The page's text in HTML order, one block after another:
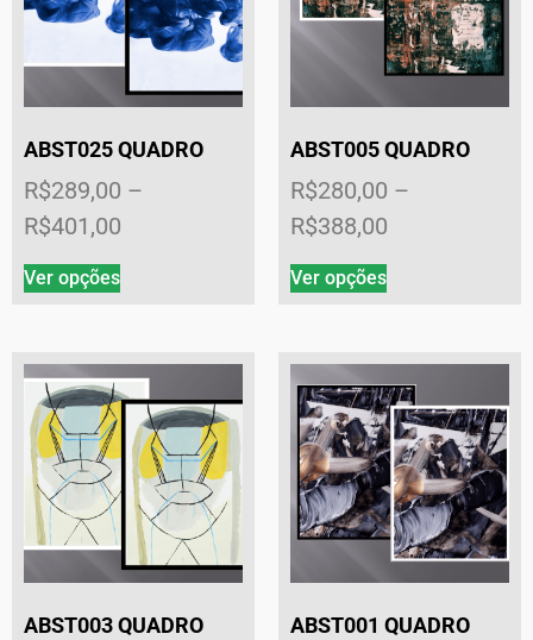
ABST025 QUADRO
R$289,00 –
R$401,00
Ver opções
ABST005 QUADRO
R$280,00 –
R$388,00
Ver opções
ABST003 QUADRO ABST001 QUADRO